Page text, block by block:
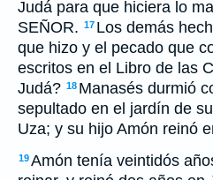
Judá para que hiciera lo
SEÑOR. 17 Los demás
que hizo y el pecado que
escritos en el Libro de las
Judá? 18 Manasés durmió
sepultado en el jardín de
Uza; y su hijo Amón reinó
19Amón tenía veintidós